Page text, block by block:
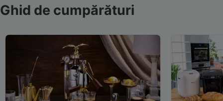
Ghid de cumpărături